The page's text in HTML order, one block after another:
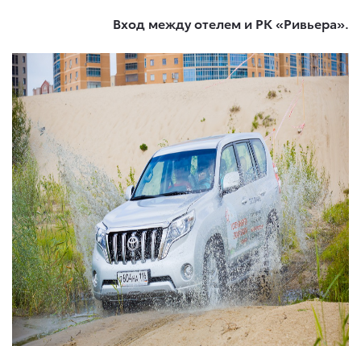
Вход между отелем и РК «Ривьера».